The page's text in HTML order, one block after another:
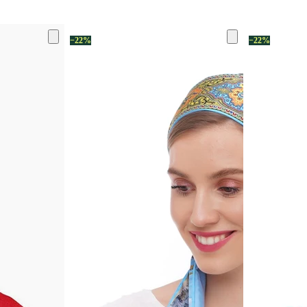
−22% −22%